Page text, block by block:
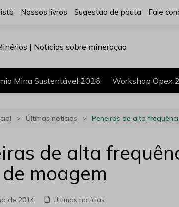
Nossos livros Sugestão de pauta Fale
Mina Sustentável 2026 Workshop Opex
Últimas notícias Peneiras de alta
de alta
moagem
de 2014 Últimas notícias